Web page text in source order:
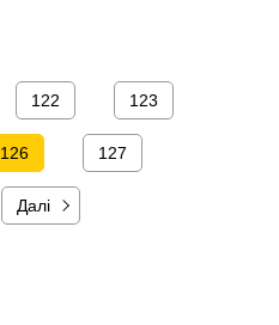
122 123
126 127
Далі